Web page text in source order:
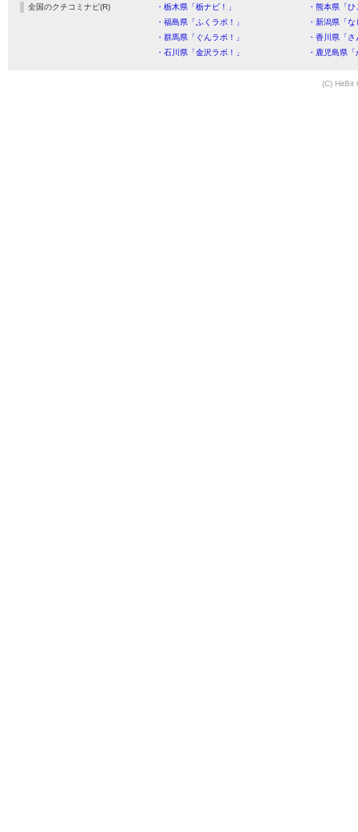
全国のクチコミナビ(R) ・栃木県「栃ナビ！」
・熊本県「
・福島県「ふくラボ！」
・新潟県「
・群馬県「ぐんラボ！」
・香川県「
・石川県「金沢ラボ！」
・鹿児島県
(C) HitBit